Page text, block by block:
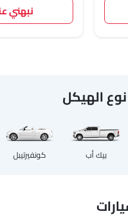
نبهني
الهيكل
بيك أب كونفيرتيبل